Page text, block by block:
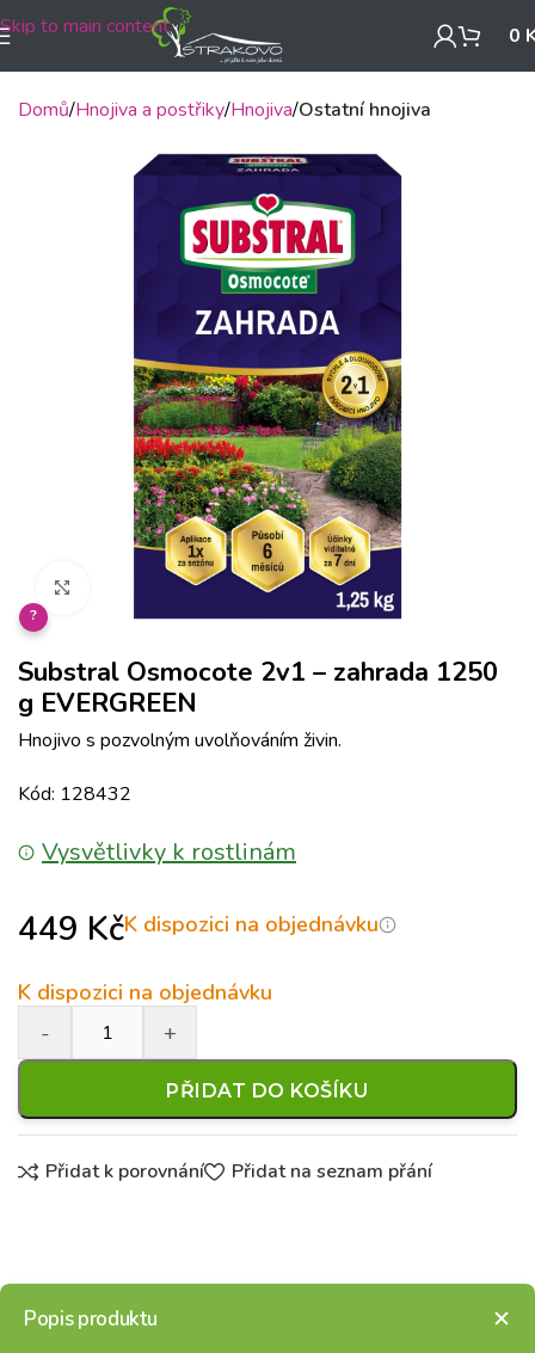
Skip to main content 0
Domů Hnojiva a postřiky Hnojiva Ostatní hnojiva
Klikněte pro zvětšení
?
Substral Osmocote 2v1 – zahrada 1250
g EVERGREEN
Hnojivo s pozvolným uvolňováním živin.
Kód: 128432
Vysvětlivky k rostlinám
449 KčK dispozici na objednávku
K dispozici na objednávku
PŘIDAT DO KOŠÍKU
Přidat k porovnání Přidat na seznam přání
Popis produktu